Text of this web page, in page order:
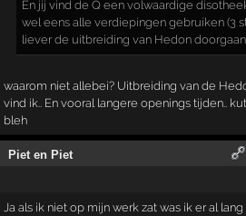
En jij vind de Q een volwaardige
wel eens alle verdiepingen gebruiken (3
liever de uitbreiding van Hedon
waarom niet allebei? Uitbreiding van de
vind ik.. En vooral langere openings tijden..
bleh
Piet en Piet
Ja als ik niet op mijn werk zat was ik er al